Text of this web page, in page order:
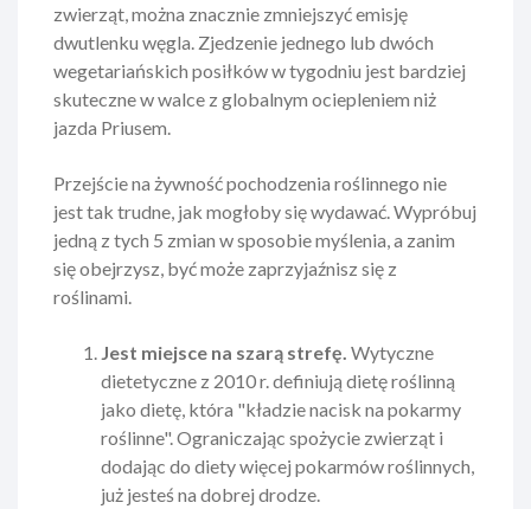
zwierząt, można znacznie zmniejszyć emisję
dwutlenku węgla. Zjedzenie jednego lub dwóch
wegetariańskich posiłków w tygodniu jest bardziej
skuteczne w walce z globalnym ociepleniem niż
jazda Priusem.
Przejście na żywność pochodzenia roślinnego nie
jest tak trudne, jak mogłoby się wydawać. Wypróbuj
jedną z tych 5 zmian w sposobie myślenia, a zanim
się obejrzysz, być może zaprzyjaźnisz się z
roślinami.
Jest miejsce na szarą strefę. Wytyczne
dietetyczne z 2010 r. definiują dietę roślinną
jako dietę, która "kładzie nacisk na pokarmy
roślinne". Ograniczając spożycie zwierząt i
dodając do diety więcej pokarmów roślinnych,
już jesteś na dobrej drodze.